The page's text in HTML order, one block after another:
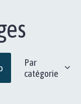
Par
catégorie